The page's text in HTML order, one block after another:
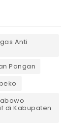
Anti
Pangan
di Kabupaten